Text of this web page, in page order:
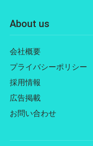
About us
会社概要
プライバシーポリシー
採用情報
広告掲載
お問い合わせ